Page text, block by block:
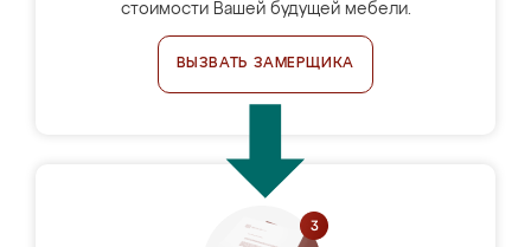
стоимости Вашей будущей мебели.
ВЫЗВАТЬ ЗАМЕРЩИКА